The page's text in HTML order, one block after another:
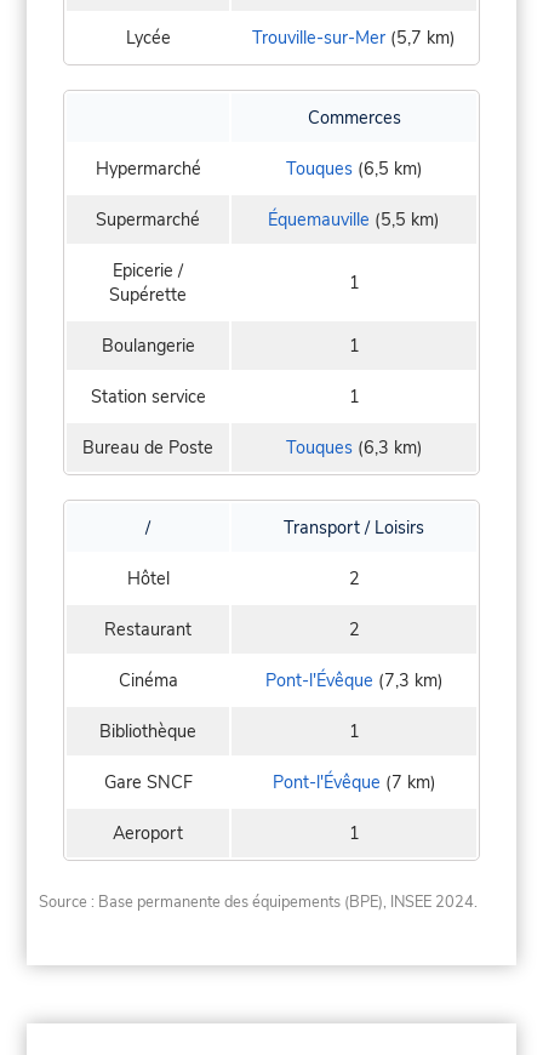
Lycée Trouville-sur-Mer (5,7 km)
Commerces
Hypermarché Touques(6,5 km)
Supermarché Équemauville (5,5 km)
Epicerie /
Supérette
1
Boulangerie 1
Station service 1
Bureau de Poste Touques(6,3 km)
/ Transport / Loisirs
Hôtel 2
Restaurant 2
Cinéma Pont-l'Évêque (7,3 km)
Bibliothèque 1
Gare SNCF Pont-l'Évêque (7 km)
Aeroport 1
Source : Base permanente des équipements (BPE), INSEE 2024.